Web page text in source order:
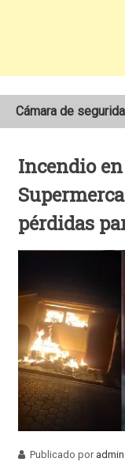
Incendio
pérdidas
Publicado por admin